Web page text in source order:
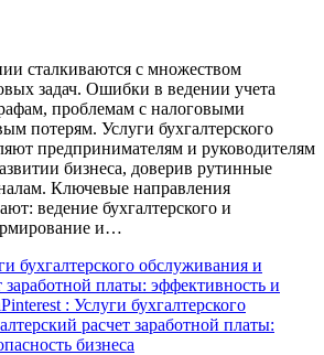
сталкиваются с множеством
задач. Ошибки в ведении учета
проблемам с налоговыми
потерям. Услуги бухгалтерского
предпринимателям и руководителям
бизнеса, доверив рутинные
Ключевые направления
ведение бухгалтерского и
и…
бухгалтерского обслуживания и
заработной платы: эффективность и
Pinterest : Услуги бухгалтерского
расчет заработной платы:
бизнеса